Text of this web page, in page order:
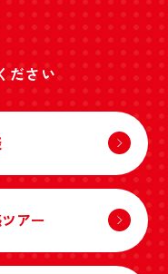
ださい
アー